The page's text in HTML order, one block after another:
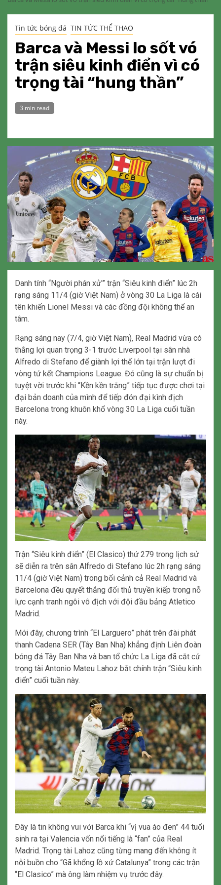
Tin tức bóng đá TIN TỨC THỂ THAO
Barca và Messi lo sốt vó
trận siêu kinh điển vì có
trọng tài “hung thần”
3 min read
Danh tính “Người phán xử'” trận “Siêu kinh điển” lúc 2h
rạng sáng 11/4 (giờ Việt Nam) ở vòng 30 La Liga là cái
tên khiến Lionel Messi và các đồng đội không thể an
tâm.
Rạng sáng nay (7/4, giờ Việt Nam), Real Madrid vừa có
thắng lợi quan trọng 3-1 trước Liverpool tại sân nhà
Alfredo di Stefano để giành lợi thế lớn tại trận lượt đi
vòng tứ kết Champions League. Đó cũng là sự chuẩn bị
tuyệt vời trước khi “Kền kền trắng” tiếp tục được chơi tại
đại bản doanh của mình để tiếp đón đại kình địch
Barcelona trong khuôn khổ vòng 30 La Liga cuối tuần
này.
Trận “Siêu kinh điển” (El Clasico) thứ 279 trong lịch sử
sẽ diễn ra trên sân Alfredo di Stefano lúc 2h rạng sáng
11/4 (giờ Việt Nam) trong bối cảnh cả Real Madrid và
Barcelona đều quyết thắng đối thủ truyền kiếp trong nỗ
lực cạnh tranh ngôi vô địch với đội đầu bảng Atletico
Madrid.
Mới đây, chương trình “El Larguero” phát trên đài phát
thanh Cadena SER (Tây Ban Nha) khẳng định Liên đoàn
bóng đá Tây Ban Nha và ban tổ chức La Liga đã cắt cử
trọng tài Antonio Mateu Lahoz bắt chính trận “Siêu kinh
điển” cuối tuần này.
Đây là tin không vui với Barca khi “vị vua áo đen” 44 tuổi
sinh ra tại Valencia vốn nổi tiếng là “fan” của Real
Madrid. Trọng tài Lahoz cũng từng mang đến không ít
nỗi buồn cho “Gã khổng lồ xứ Catalunya” trong các trận
“El Clasico” mà ông làm nhiệm vụ trước đây.